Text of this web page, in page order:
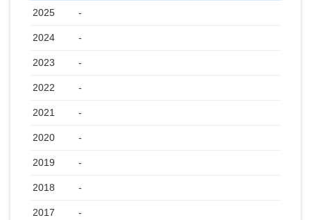
2025 -
2024 -
2023 -
2022 -
2021 -
2020 -
2019 -
2018 -
2017 -